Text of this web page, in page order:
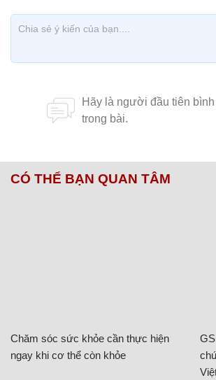
CÓ THỂ BẠN QUAN TÂM
Chăm sóc sức khỏe cần thực hiện
ngay khi cơ thể còn khỏe